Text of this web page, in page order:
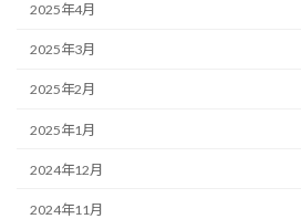
2025年4月
2025年3月
2025年2月
2025年1月
2024年12月
2024年11月